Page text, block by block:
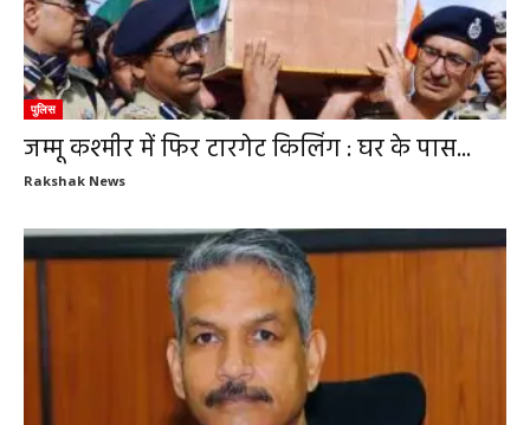
पुलिस
जम्मू कश्मीर में फिर टारगेट किलिंग : घर के पास...
Rakshak News